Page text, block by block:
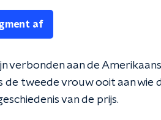
af
verbonden aan de
de tweede vrouw ooit aan wie
van de prijs.